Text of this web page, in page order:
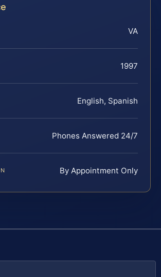
VA
1997
English, Spanish
Phones Answered 24/7
By Appointment Only